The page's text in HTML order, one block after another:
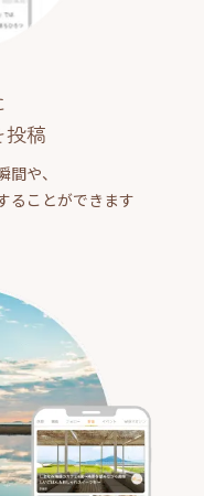
投稿
や、
ることができます